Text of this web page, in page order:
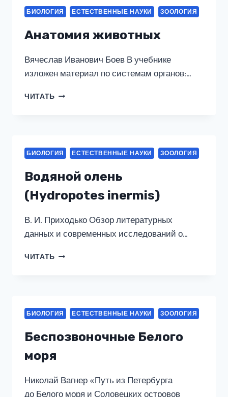
БИОЛОГИЯ ЕСТЕСТВЕННЫЕ НАУКИ ЗООЛОГИЯ
Анатомия животных
Вячеслав Иванович Боев В учебнике
изложен материал по системам органов:…
ЧИТАТЬ АНАТОМИЯ
БИОЛОГИЯ ЕСТЕСТВЕННЫЕ НАУКИ ЗООЛОГИЯ
Водяной олень
(Hydropotes inermis)
В. И. Приходько Обзор литературных
данных и современных исследований о…
ЧИТАТЬ ВОДЯНОЙ
БИОЛОГИЯ ЕСТЕСТВЕННЫЕ НАУКИ ЗООЛОГИЯ
Беспозвоночные Белого
моря
Николай Вагнер «Путь из Петербурга
до Белого моря и Соловецких островов